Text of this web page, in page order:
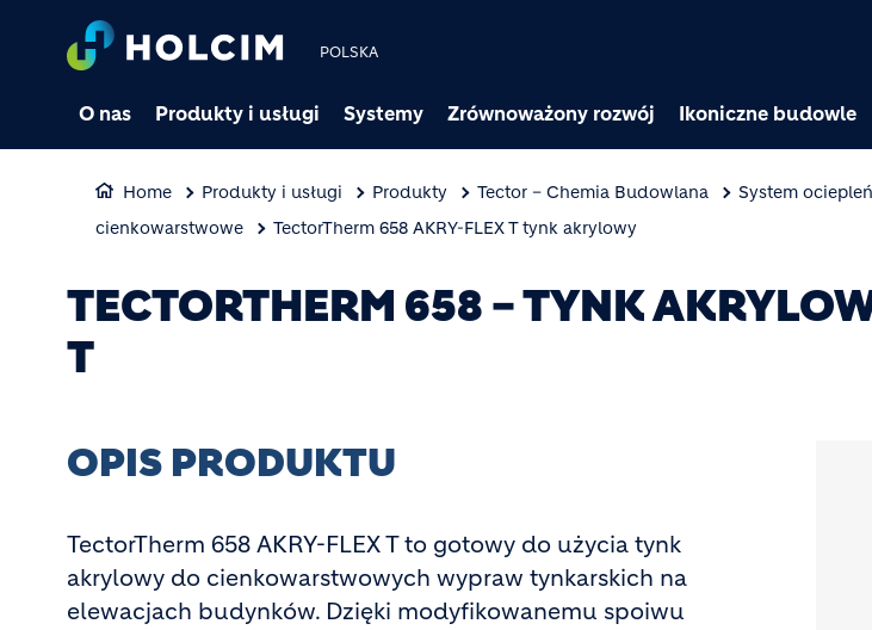
POLSKA
O nas Produkty i usługi Systemy Zrównoważony rozwój Ikoniczne budowle
Home Produkty i usługi Produkty Tector – Chemia Budowlana System
cienkowarstwowe
TectorTherm 658 AKRY-FLEX T tynk akrylowy
TECTORTHERM 658 – TYNK
T
OPIS PRODUKTU
TectorTherm 658 AKRY-FLEX T to gotowy do użycia tynk
akrylowy do cienkowarstwowych wypraw tynkarskich na
elewacjach budynków. Dzięki modyfikowanemu spoiwu